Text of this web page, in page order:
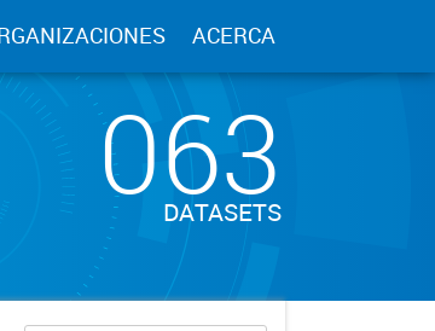
ACERCA
063
DATASETS